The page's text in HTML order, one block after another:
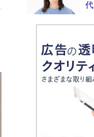
美輪明宏 晩年
るための人生相
メントベストセ
「宇宙兄弟」
開発への関心を
版には「宇宙
Book Bang
「不意に涙が
た“13歳の娘を
シーコーディネ
Book